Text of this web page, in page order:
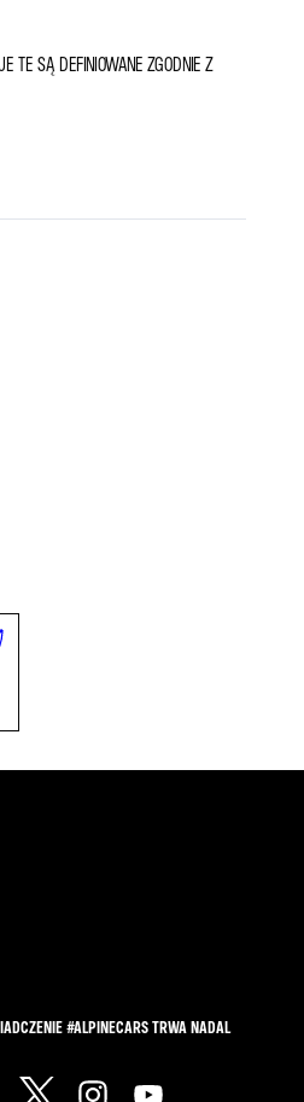
TE SĄ DEFINIOWANE ZGODNIE Z
#ALPINECARS TRWA NADAL